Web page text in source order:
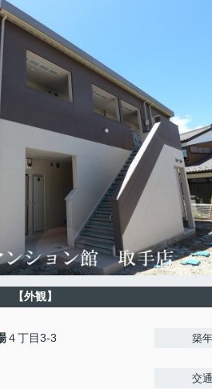
【外観】
４丁目3-3 築年
交通